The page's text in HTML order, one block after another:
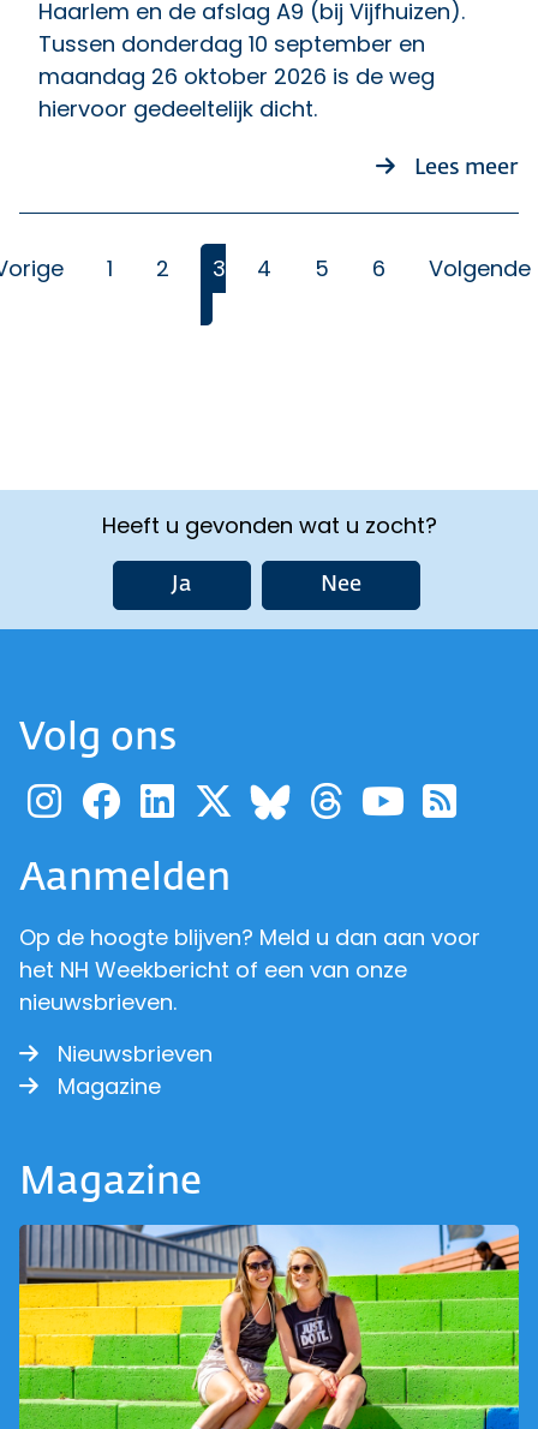
Haarlem en de afslag A9 (bij Vijfhuizen).
Tussen donderdag 10 september en
maandag 26 oktober 2026 is de weg
hiervoor gedeeltelijk dicht.
Lees meer
1 2
3
(Huidige)
4 5 6 Volgende
Heeft u gevonden wat u zocht?
Ja Nee
Volg ons
Ga naar de pagina van
Ga naar de pagina
Ga naar de
Ga naar de
Ga naar de
Ga naar
Ga
Aanmelden
Op de hoogte blijven? Meld u dan aan voor
het NH Weekbericht of een van onze
nieuwsbrieven.
Nieuwsbrieven
Magazine
Magazine